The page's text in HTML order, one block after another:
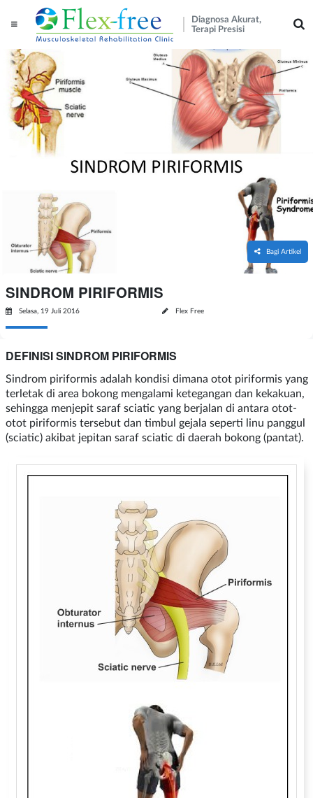
Diagnosa Akurat,
Terapi Presisi
Bagi Artikel
SINDROM PIRIFORMIS
Selasa, 19 Juli 2016 Flex Free
DEFINISI SINDROM PIRIFORMIS
Sindrom piriformis adalah kondisi dimana otot piriformis yang
terletak di area bokong mengalami ketegangan dan kekakuan,
sehingga menjepit saraf sciatic yang berjalan di antara otot-
otot piriformis tersebut dan timbul gejala seperti linu panggul
(sciatic) akibat jepitan saraf sciatic di daerah bokong (pantat).